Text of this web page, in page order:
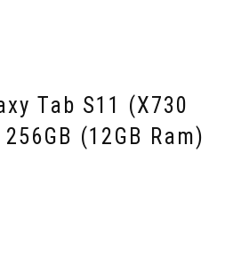
Tab S11 (X730
(12GB Ram)